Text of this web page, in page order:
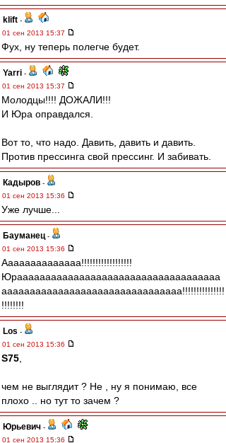
klift -
01 сен 2013 15:37
Фух, ну теперь полегче будет.
Yarri -
01 сен 2013 15:37
Молодцы!!!! ДОЖАЛИ!!!
И Юра оправдался.
Вот то, что надо. Давить, давить и давить.
Против прессинга свой прессинг. И забивать.
Кадыров -
01 сен 2013 15:36
Уже лучше...
Бауманец -
01 сен 2013 15:36
Аааааааааааааа!!!!!!!!!!!!!!!!!!
Юраааааааааааааааааааааааааааааааааааа
аааааааааааааааааааааааааааааааа!!!!!!!!!!!!!!!
!!!!!!!!
Los -
01 сен 2013 15:36
S75
чем не выглядит ? Не , ну я понимаю, все
плохо .. но тут то зачем ?
Юрьевич -
01 сен 2013 15:36